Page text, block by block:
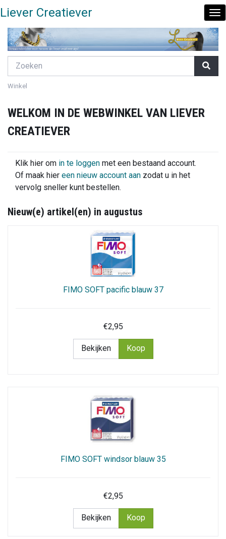
Liever Creatiever
Winkel
WELKOM IN DE WEBWINKEL VAN LIEVER
CREATIEVER
Klik hier om in te loggen met een bestaand account.
Of maak hier een nieuw account aan zodat u in het
vervolg sneller kunt bestellen.
Nieuw(e) artikel(en) in augustus
FIMO SOFT pacific blauw 37
€2,95
Bekijken Koop
FIMO SOFT windsor blauw 35
€2,95
Bekijken Koop